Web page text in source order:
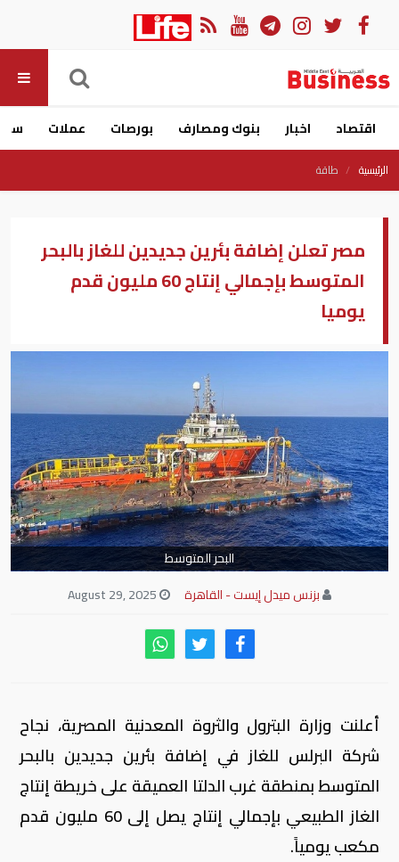
اقتصاد اخبار بنوك ومصارف بورصات عملات
الرئيسية طاقة
مصر تعلن إضافة بئرين جديدين للغاز بالبحر
المتوسط بإجمالي إنتاج 60 مليون قدم
يوميا
البحر المتوسط
بزنس ميدل إيست - القاهرة
أعلنت وزارة البترول والثروة المعدنية المصرية، نجاح
شركة البرلس للغاز في إضافة بئرين جديدين بالبحر
المتوسط بمنطقة غرب الدلتا العميقة على خريطة إنتاج
الغاز الطبيعي بإجمالي إنتاج يصل إلى 60 مليون قدم
مكعب يومياً.